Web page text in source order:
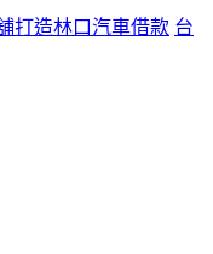
打造林口汽車借款 台